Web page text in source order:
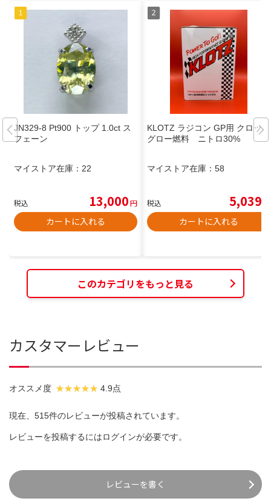
JN329-8 Pt900 トップ 1.0ct ス
フェーン
マイストア在庫： 22
税込 13,000円
カートに入れる
KLOTZ ラジコン GP用 クロッツ
グロー燃料 ニトロ30%
マイストア在庫： 58
税込 5,039
カートに入れる
このカテゴリをもっと見る
カスタマーレビュー
オススメ度 4.9点
現在、515件のレビューが投稿されています。
レビューを投稿するにはログインが必要です。
レビューを書く